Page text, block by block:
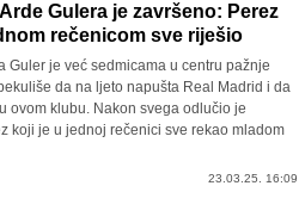
Gulera je završeno: Perez
rečenicom sve riješio
Guler je već sedmicama u centru pažnje
da na ljeto napušta Real Madrid i da
ovom klubu. Nakon svega odlučio je
koji je u jednoj rečenici sve rekao mladom
23.03.25. 16:09